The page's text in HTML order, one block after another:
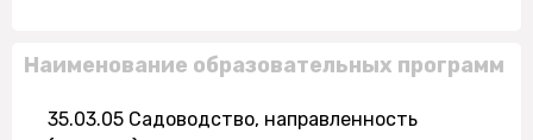
Наименование образовательных программ
35.03.05 Садоводство, направленность